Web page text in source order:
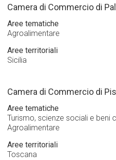
Camera di Commercio di
Aree tematiche
Agroalimentare
Aree territoriali
Sicilia
Camera di Commercio di
Aree tematiche
Turismo, scienze sociali e beni
Agroalimentare
Aree territoriali
Toscana